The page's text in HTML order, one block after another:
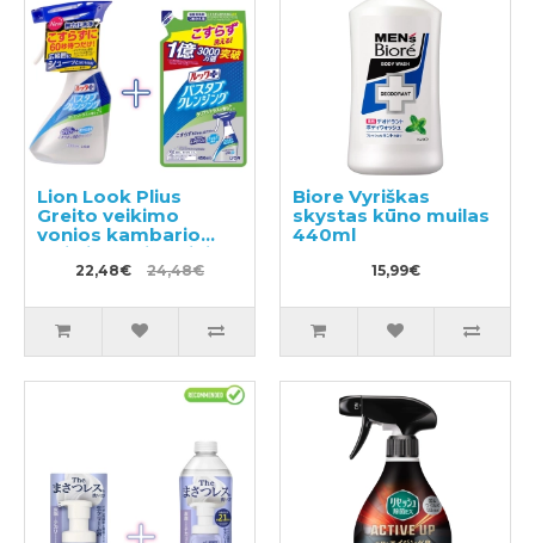
Lion Look Plius
Greito veikimo
vonios kambario
valiklis su citrusiniu
kvapu 500ml +
22,48€ 24,48€
Biore Vyriškas
skystas kūno muilas
440ml
15,99€